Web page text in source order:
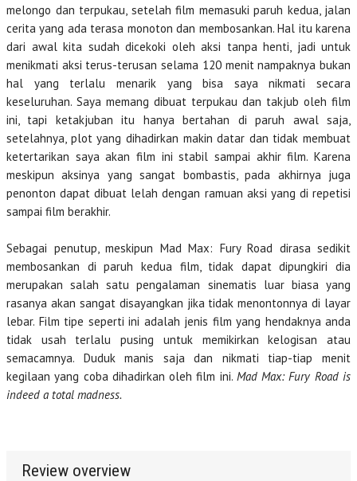
melongo dan terpukau, setelah film memasuki paruh kedua, jalan
cerita yang ada terasa monoton dan membosankan. Hal itu karena
dari awal kita sudah dicekoki oleh aksi tanpa henti, jadi untuk
menikmati aksi terus-terusan selama 120 menit nampaknya bukan
hal yang terlalu menarik yang bisa saya nikmati secara
keseluruhan. Saya memang dibuat terpukau dan takjub oleh film
ini, tapi ketakjuban itu hanya bertahan di paruh awal saja,
setelahnya, plot yang dihadirkan makin datar dan tidak membuat
ketertarikan saya akan film ini stabil sampai akhir film. Karena
meskipun aksinya yang sangat bombastis, pada akhirnya juga
penonton dapat dibuat lelah dengan ramuan aksi yang di repetisi
sampai film berakhir.
Sebagai penutup, meskipun Mad Max: Fury Road dirasa sedikit
membosankan di paruh kedua film, tidak dapat dipungkiri dia
merupakan salah satu pengalaman sinematis luar biasa yang
rasanya akan sangat disayangkan jika tidak menontonnya di layar
lebar. Film tipe seperti ini adalah jenis film yang hendaknya anda
tidak usah terlalu pusing untuk memikirkan kelogisan atau
semacamnya. Duduk manis saja dan nikmati tiap-tiap menit
kegilaan yang coba dihadirkan oleh film ini. Mad Max: Fury Road is
indeed a total madness.
Review overview